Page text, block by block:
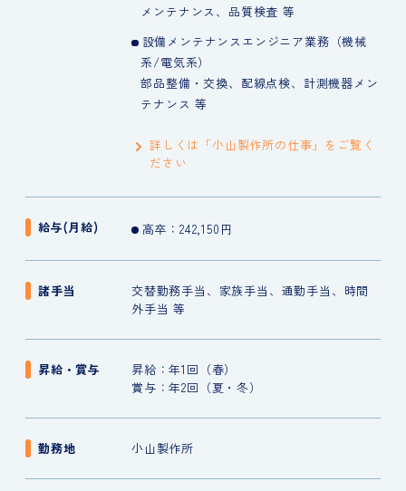
メンテナンス、品質検査 等
設備メンテナンスエンジニア業務（機械
系/電気系）
部品整備・交換、配線点検、計測機器メン
テナンス 等
詳しくは「小山製作所の仕事」をご覧く
ださい
給与(月給) 高卒：242,150円
諸手当
交替勤務手当、家族手当、通勤手当、時間
外手当 等
昇給・賞与
昇給：年1回（春）
賞与：年2回（夏・冬）
勤務地 小山製作所